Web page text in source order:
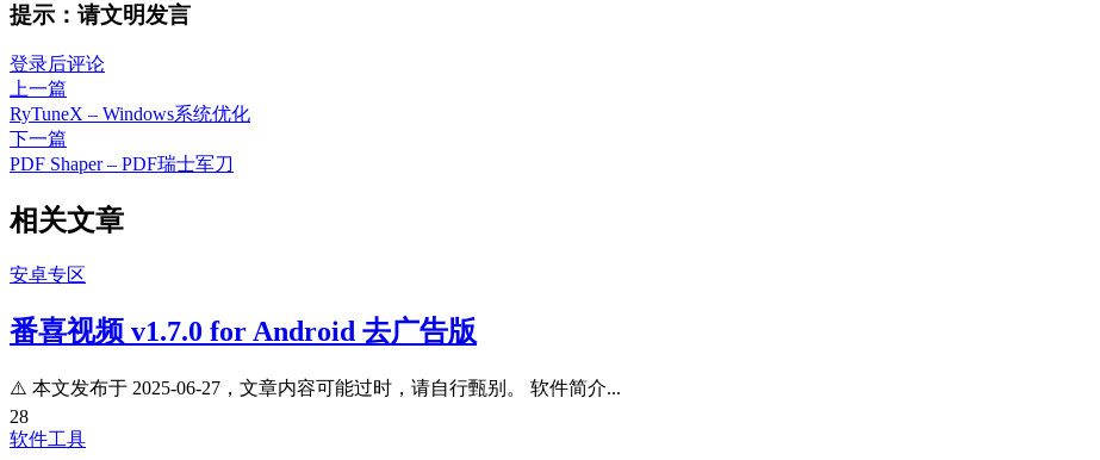
提示：请文明发言
登录后评论
上一篇
RyTuneX – Windows系统优化
下一篇
PDF Shaper – PDF瑞士军刀
相关文章
安卓专区
番喜视频 v1.7.0 for Android 去广告版
⚠️ 本文发布于 2025-06-27，文章内容可能过时，请自行甄别。 软件简介...
28
软件工具